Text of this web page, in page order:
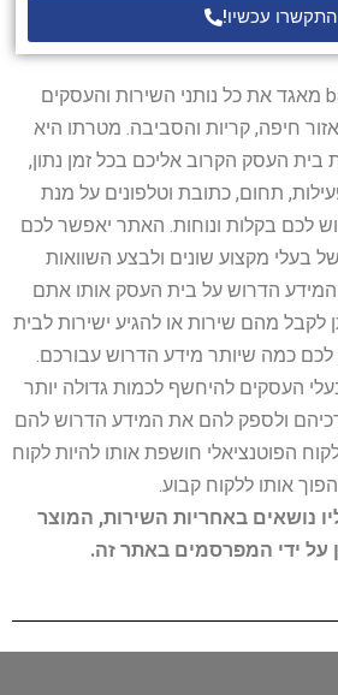
התקשרו עכשיו!
אתר עסקים bakrayot מאגד את כל נותני השירות והעסקים
חיפה, קריות והסביבה. מטרתו היא
העסק הקרוב אליכם בכל זמן נתון,
תחום, כתובת וטלפונים על מנת
לכם בקלות ונוחות. האתר יאפשר לכם
בעלי מקצוע שונים ולבצע השוואות
הדרוש על בית העסק אותו אתם
לקבל מהם שירות או להגיע ישירות לבית
לכם כמה שיותר מידע הדרוש עבורכם.
העסקים להיחשף לכמות גדולה יותר
ולספק להם את המידע הדרוש להם
הפוטנציאלי חושפת אותו להיות לקוח
אותו ללקוח קבוע.
נושאים באחריות השירות, המוצר
על ידי המפרסמים באתר זה.